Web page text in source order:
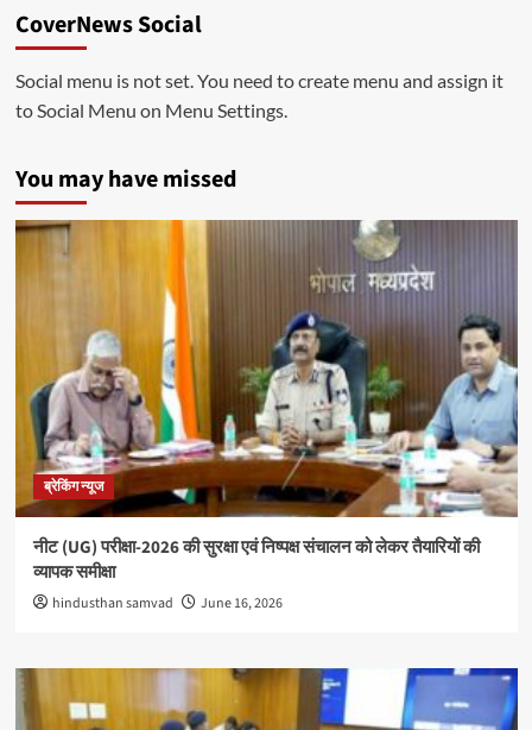
CoverNews Social
Social menu is not set. You need to create menu and assign it
to Social Menu on Menu Settings.
You may have missed
ब्रेकिंग न्यूज
नीट (UG) परीक्षा-2026 की सुरक्षा एवं निष्पक्ष संचालन को लेकर तैयारियों की
व्यापक समीक्षा
hindusthan samvad June 16, 2026